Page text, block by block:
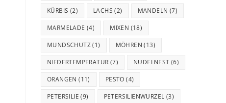
KÜRBIS (2) LACHS (2) MANDELN (7)
MARMELADE (4) MIXEN (18)
MUNDSCHUTZ(1) MÖHREN (13)
NIEDERTEMPERATUR (7) NUDELNEST (6)
ORANGEN (11) PESTO (4)
PETERSILIE (9) PETERSILIENWURZEL (3)